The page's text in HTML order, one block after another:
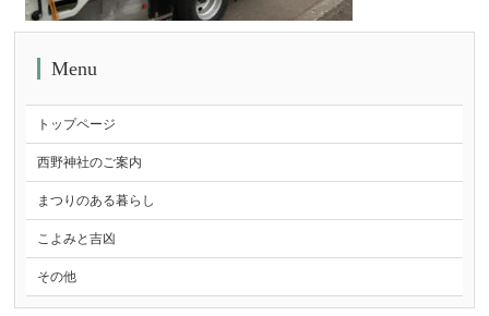
Menu
トップページ
西野神社のご案内
まつりのある暮らし
こよみと吉凶
その他